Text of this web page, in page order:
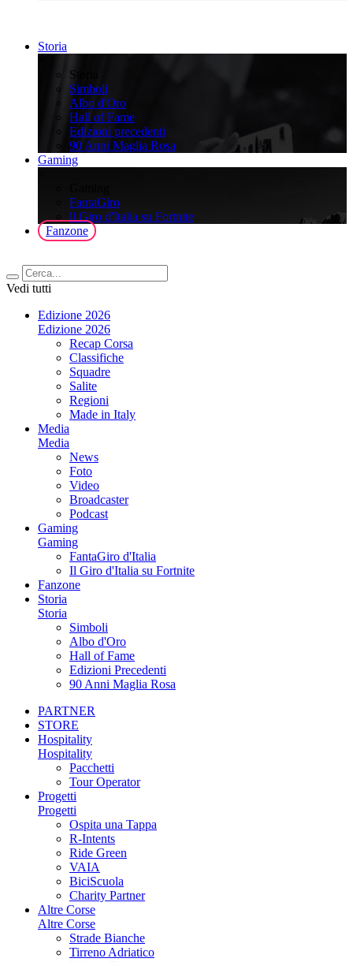
Storia
Storia
Simboli
Albo d'Oro
Hall of Fame
Edizioni precedenti
90 Anni Maglia Rosa
Gaming
FantaGiro
ll Giro d'Italia su Fortnite
Fanzone
Vedi tutti
Edizione 2026
Edizione 2026
Recap Corsa
Classifiche
Squadre
Salite
Regioni
Made in Italy
Media
Media
News
Foto
Video
Broadcaster
Podcast
Gaming
Gaming
FantaGiro d'Italia
Il Giro d'Italia su Fortnite
Fanzone
Storia
Storia
Simboli
Albo d'Oro
Hall of Fame
Edizioni Precedenti
90 Anni Maglia Rosa
PARTNER
STORE
Hospitality
Hospitality
Pacchetti
Tour Operator
Progetti
Progetti
Ospita una Tappa
R-Intents
Ride Green
VAIA
BiciScuola
Charity Partner
Altre Corse
Altre Corse
Strade Bianche
Tirreno Adriatico